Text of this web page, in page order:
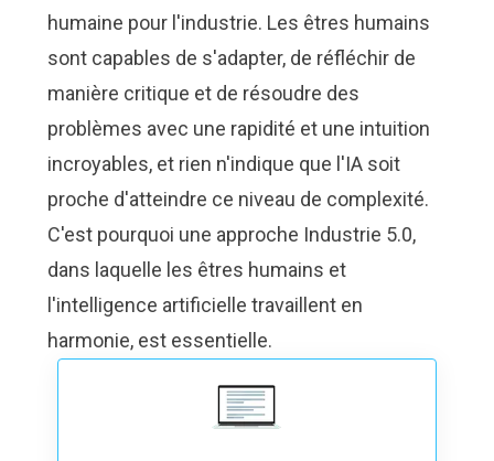
humaine pour l'industrie. Les êtres humains
sont capables de s'adapter, de réfléchir de
manière critique et de résoudre des
problèmes avec une rapidité et une intuition
incroyables, et rien n'indique que l'IA soit
proche d'atteindre ce niveau de complexité.
C'est pourquoi une approche Industrie 5.0,
dans laquelle les êtres humains et
l'intelligence artificielle travaillent en
harmonie, est essentielle.